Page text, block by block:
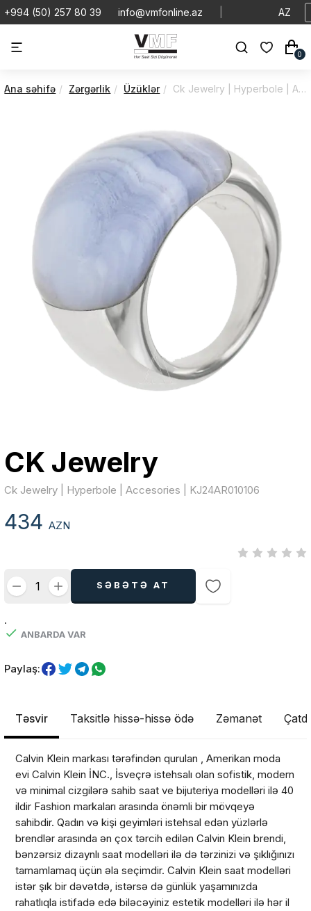
+994 (50) 257 80 39 info@vmfonline.az AZ
0
Ana səhifə Zərgərlik Üzüklər Ck Jewelry | Hyperbole | Accesories | KJ24AR010106
CK Jewelry
Ck Jewelry | Hyperbole | Accesories | KJ24AR010106
434AZN
SƏBƏTƏ AT
.
ANBARDA VAR
Paylaş:
Təsvir Taksitlə hissə-hissə ödə Zəmanət
Calvin Klein markası tərəfindən qurulan , Amerikan moda
evi Calvin Klein İNC., İsveçrə istehsalı olan sofistik, modern
və minimal cizgilərə sahib saat ve bijuteriya modelləri ilə 40
ildir Fashion markaları arasında önəmli bir mövqeyə
sahibdir. Qadın və kişi geyimləri istehsal edən yüzlərlə
brendlər arasında ən çox tərcih edilən Calvin Klein brendi,
bənzərsiz dizaynlı saat modelləri ilə də tərzinizi və şıklığınızı
tamamlamaq üçün əla seçimdir. Calvin Klein saat modelləri
istər şık bir dəvətdə, istərsə də günlük yaşamınızda
rahatlıqla istifadə edə biləcəyiniz estetik modelləri ilə hər il
Məhsul(lar) səbətə əlavə edildi